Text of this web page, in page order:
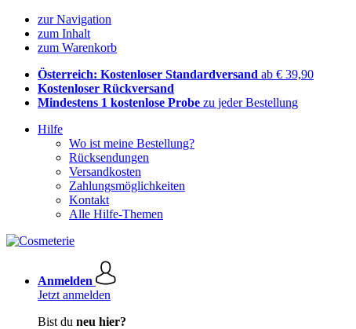
zur Navigation
zum Inhalt
zum Warenkorb
Österreich: Kostenloser Standardversand ab € 39,90
Kostenloser Rückversand
Mindestens 1 kostenlose Probe zu jeder Bestellung
Hilfe
Wo ist meine Bestellung?
Rücksendungen
Versandkosten
Zahlungsmöglichkeiten
Kontakt
Alle Hilfe-Themen
Anmelden
Jetzt anmelden
Bist du neu hier?